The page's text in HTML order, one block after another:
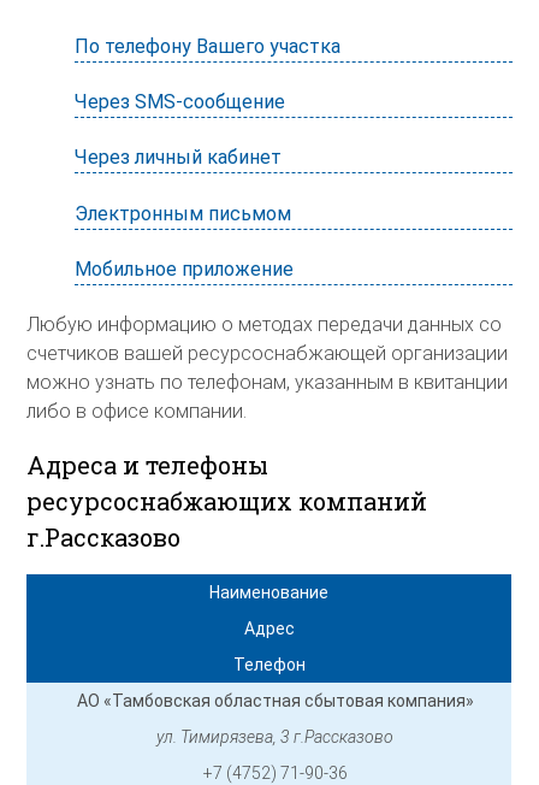
По телефону Вашего участка
Через SMS-сообщение
Через личный кабинет
Электронным письмом
Мобильное приложение
Любую информацию о методах передачи данных со
счетчиков вашей ресурсоснабжающей организации
можно узнать по телефонам, указанным в квитанции
либо в офисе компании.
Адреса и телефоны
ресурсоснабжающих компаний
г.Рассказово
Наименование
Адрес
Телефон
АО «Тамбовская областная сбытовая компания»
ул. Тимирязева, 3 г.Рассказово
+7 (4752) 71-90-36